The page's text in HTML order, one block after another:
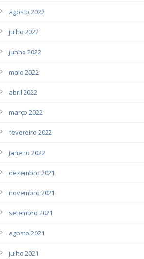
agosto 2022
julho 2022
junho 2022
maio 2022
abril 2022
março 2022
fevereiro 2022
janeiro 2022
dezembro 2021
novembro 2021
setembro 2021
agosto 2021
julho 2021